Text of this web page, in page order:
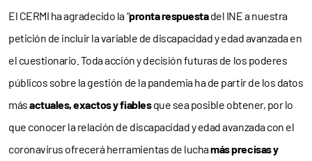
El CERMI ha agradecido la “pronta respuestadel INE a nuestra
petición de incluir la variable de discapacidad y edad avanzada en
el cuestionario. Toda acción y decisión futuras de los poderes
públicos sobre la gestión de la pandemia ha de partir de los datos
másactuales, exactos y fiablesque sea posible obtener, por lo
que conocer la relación de discapacidad y edad avanzada con el
coronavirus ofrecerá herramientas de luchamás precisas y